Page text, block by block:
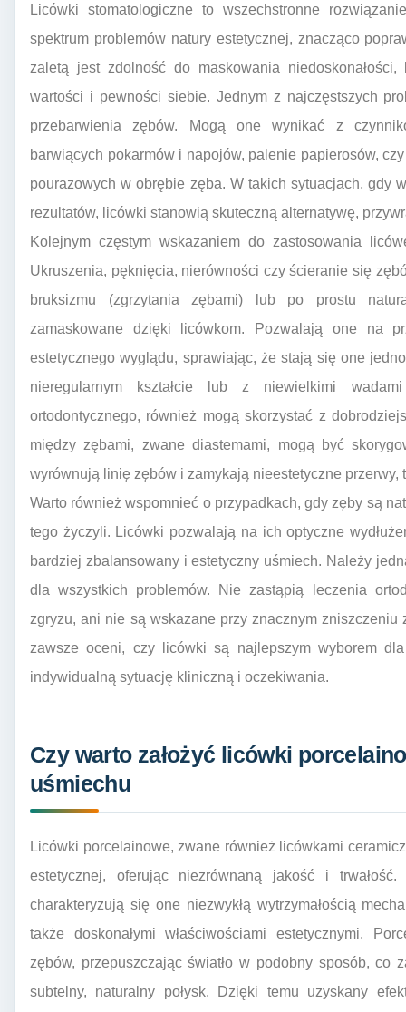
Licówki stomatologiczne to wszechstronne
spektrum problemów natury estetycznej, znacząco
zaletą jest zdolność do maskowania
wartości i pewności siebie. Jednym z najczęstszych
przebarwienia zębów. Mogą one wynikać z
barwiących pokarmów i napojów, palenie papierosów,
pourazowych w obrębie zęba. W takich sytuacjach, gdy
rezultatów, licówki stanowią skuteczną alternatywę,
Kolejnym częstym wskazaniem do zastosowania
Ukruszenia, pęknięcia, nierówności czy ścieranie się
bruksizmu (zgrzytania zębami) lub po prostu
zamaskowane dzięki licówkom. Pozwalają one na
estetycznego wyglądu, sprawiając, że stają się one
nieregularnym kształcie lub z niewielkimi
ortodontycznego, również mogą skorzystać z
między zębami, zwane diastemami, mogą być
wyrównują linię zębów i zamykają nieestetyczne
Warto również wspomnieć o przypadkach, gdy zęby są
tego życzyli. Licówki pozwalają na ich optyczne
bardziej zbalansowany i estetyczny uśmiech. Należy
dla wszystkich problemów. Nie zastąpią leczenia
zgryzu, ani nie są wskazane przy znacznym
zawsze oceni, czy licówki są najlepszym wyborem
indywidualną sytuację kliniczną i oczekiwania.
Czy warto założyć licówki
uśmiechu
Licówki porcelainowe, zwane również licówkami
estetycznej, oferując niezrównaną jakość i
charakteryzują się one niezwykłą wytrzymałością
także doskonałymi właściwościami estetycznymi.
zębów, przepuszczając światło w podobny sposób, co
subtelny, naturalny połysk. Dzięki temu uzyskany